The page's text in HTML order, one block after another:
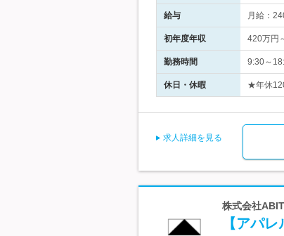
給与 月給：
初年度年収 420万円
勤務時間 9:30～
休日・休暇 ★年休
求人詳細を見る
株式会社
【アパ